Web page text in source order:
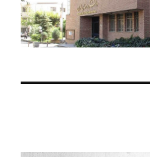
پژوهشی
دانشکده
مهندسی